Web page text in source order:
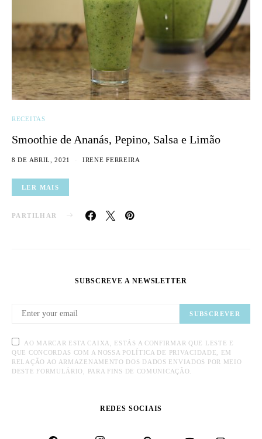
RECEITAS
Smoothie de Ananás, Pepino, Salsa e Limão
8 DE ABRIL, 2021 IRENE FERREIRA
LER MAIS
PARTILHAR
SUBSCREVE A NEWSLETTER
SUBSCREVER
AO MARCAR ESTA CAIXA, ESTÁS A CONFIRMAR QUE LESTE E
QUE CONCORDAS COM A NOSSA POLÍTICA DE PRIVACIDADE, EM
RELAÇÃO AO ARMAZENAMENTO DOS DADOS ENVIADOS POR MEIO
DESTE FORMULÁRIO, PARA FINS DE COMUNICAÇÃO.
REDES SOCIAIS